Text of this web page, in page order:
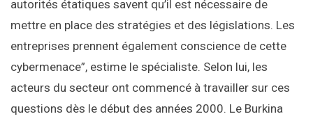
autorités étatiques savent qu’il est nécessaire de
mettre en place des stratégies et des législations. Les
entreprises prennent également conscience de cette
cybermenace”, estime le spécialiste. Selon lui, les
acteurs du secteur ont commencé à travailler sur ces
questions dès le début des années 2000. Le Burkina